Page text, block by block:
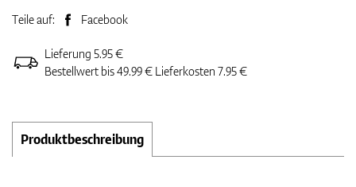
Teile auf: Facebook
Lieferung 5.95 €
Bestellwert bis 49.99 € Lieferkosten 7.95 €
Produktbeschreibung